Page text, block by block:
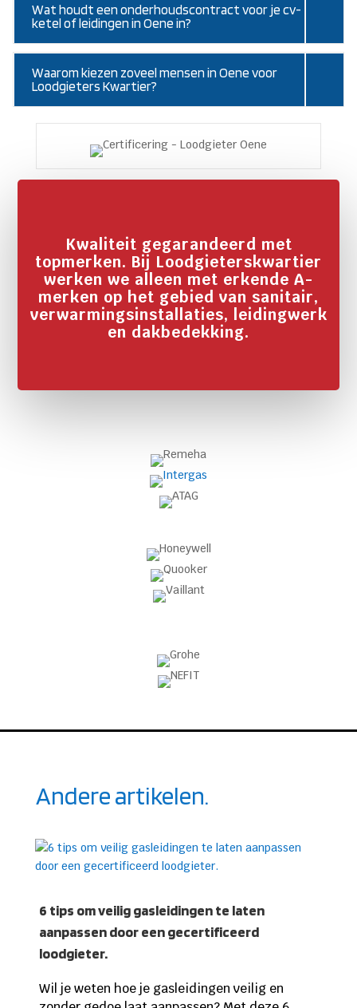
Wat houdt een onderhoudscontract voor je cv-
ketel of leidingen in Oene in?
Waarom kiezen zoveel mensen in Oene voor
Loodgieters Kwartier?
Kwaliteit gegarandeerd met
topmerken. Bij Loodgieterskwartier
werken we alleen met erkende A-
merken op het gebied van sanitair,
verwarmingsinstallaties, leidingwerk
en dakbedekking.
Andere artikelen.
6 tips om veilig gasleidingen te laten
aanpassen door een gecertificeerd
loodgieter.
Wil je weten hoe je gasleidingen veilig en